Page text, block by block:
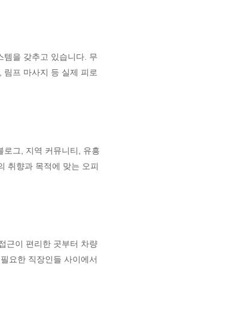
템을 갖추고 있습니다. 무
프 마사지 등 실제 피로
로그, 지역 커뮤니티, 유흥
취향과 목적에 맞는 오피
근이 편리한 곳부터 차량
요한 직장인들 사이에서